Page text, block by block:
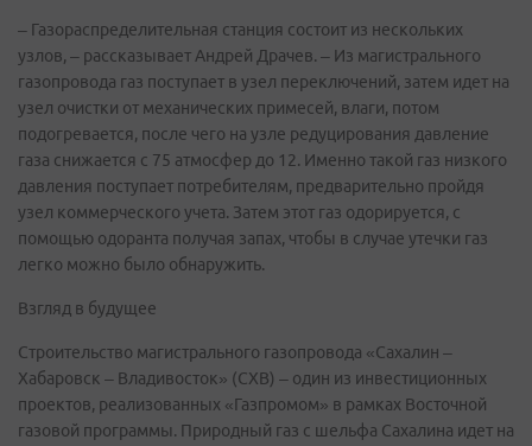
– Газораспределительная станция состоит из нескольких
узлов, – рассказывает Андрей Драчев. – Из магистрального
газопровода газ поступает в узел переключений, затем идет на
узел очистки от механических примесей, влаги, потом
подогревается, после чего на узле редуцирования давление
газа снижается с 75 атмосфер до 12. Именно такой газ низкого
давления поступает потребителям, предварительно пройдя
узел коммерческого учета. Затем этот газ одорируется, с
помощью одоранта получая запах, чтобы в случае утечки газ
легко можно было обнаружить.
Взгляд в будущее
Строительство магистрального газопровода «Сахалин –
Хабаровск – Владивосток» (СХВ) – один из инвестиционных
проектов, реализованных «Газпромом» в рамках Восточной
газовой программы. Природный газ с шельфа Сахалина идет на